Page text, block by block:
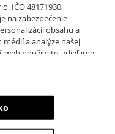
IČO 48171930,
na zabezpečenie
obsahu a
a analýze našej
web používate, zdieľame
ktoré získali v dôsledku
zahŕňajú cookies, dáta z
spojené s prezeraním